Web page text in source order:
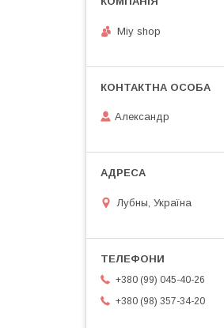
Miy shop
Александр
Лубны, Україна
+380 (99) 045-40-26
+380 (98) 357-34-20